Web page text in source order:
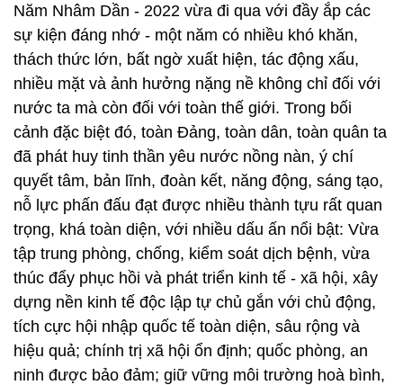
Năm Nhâm Dần - 2022 vừa đi qua với đầy ắp các
sự kiện đáng nhớ - một năm có nhiều khó khăn,
thách thức lớn, bất ngờ xuất hiện, tác động xấu,
nhiều mặt và ảnh hưởng nặng nề không chỉ đối với
nước ta mà còn đối với toàn thế giới. Trong bối
cảnh đặc biệt đó, toàn Đảng, toàn dân, toàn quân ta
đã phát huy tinh thần yêu nước nồng nàn, ý chí
quyết tâm, bản lĩnh, đoàn kết, năng động, sáng tạo,
nỗ lực phấn đấu đạt được nhiều thành tựu rất quan
trọng, khá toàn diện, với nhiều dấu ấn nổi bật: Vừa
tập trung phòng, chống, kiểm soát dịch bệnh, vừa
thúc đẩy phục hồi và phát triển kinh tế - xã hội, xây
dựng nền kinh tế độc lập tự chủ gắn với chủ động,
tích cực hội nhập quốc tế toàn diện, sâu rộng và
hiệu quả; chính trị xã hội ổn định; quốc phòng, an
ninh được bảo đảm; giữ vững môi trường hoà bình,